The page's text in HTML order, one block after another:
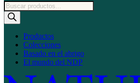
Búsqueda
de
productos
Productos
Colecciones
Basado en el abrigo
El mundo del NDP